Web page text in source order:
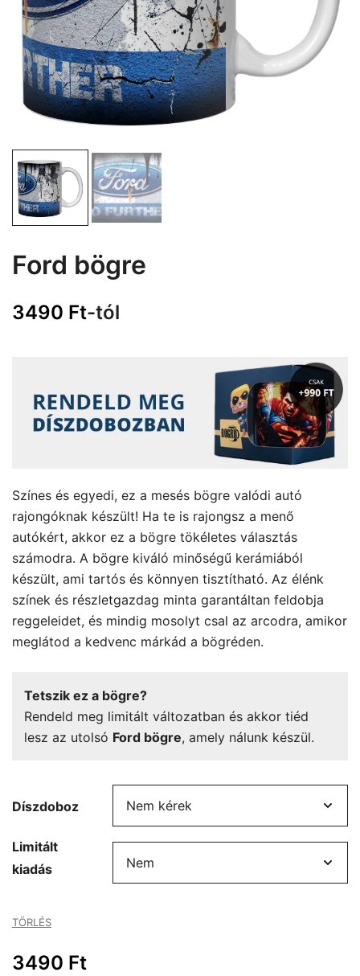
Ford bögre
3490 Ft-tól
Színes és egyedi, ez a mesés bögre valódi autó
rajongóknak készült! Ha te is rajongsz a menő
autókért, akkor ez a bögre tökéletes választás
számodra. A bögre kiváló minőségű kerámiából
készült, ami tartós és könnyen tisztítható. Az élénk
színek és részletgazdag minta garantáltan feldobja
reggeleidet, és mindig mosolyt csal az arcodra, amikor
meglátod a kedvenc márkád a bögréden.
Tetszik ez a bögre?
Rendeld meg limitált változatban és akkor tiéd
lesz az utolsó Ford bögre, amely nálunk készül.
Díszdoboz
Limitált
kiadás
TÖRLÉS
3490 Ft